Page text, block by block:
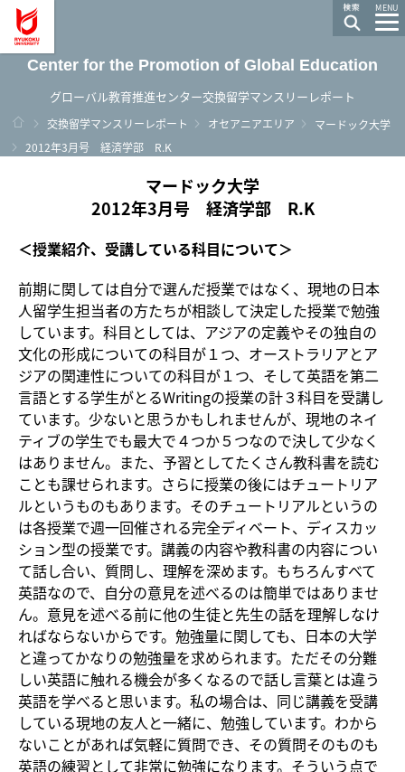
MENU
Center for the Promotion of Global Education
グローバル教育推進センター交換留学マンスリーレポート
ホーム
交換留学マンスリーレポート オセアニアエリア
マードック大学
2012年3月号 経済学部 R.K
マードック大学
2012年3月号 経済学部 R.K
＜授業紹介、受講している科目について＞
前期に関しては自分で選んだ授業ではなく、現地の日本
人留学生担当者の方たちが相談して決定した授業で勉強
しています。科目としては、アジアの定義やその独自の
文化の形成についての科目が１つ、オーストラリアとア
ジアの関連性についての科目が１つ、そして英語を第二
言語とする学生がとるWritingの授業の計３科目を受講し
ています。少ないと思うかもしれませんが、現地のネイ
ティブの学生でも最大で４つか５つなので決して少なく
はありません。また、予習としてたくさん教科書を読む
ことも課せられます。さらに授業の後にはチュートリア
ルというものもあります。そのチュートリアルというの
は各授業で週一回催される完全ディベート、ディスカッ
ション型の授業です。講義の内容や教科書の内容につい
て話し合い、質問し、理解を深めます。もちろんすべて
英語なので、自分の意見を述べるのは簡単ではありませ
ん。意見を述べる前に他の生徒と先生の話を理解しなけ
ればならないからです。勉強量に関しても、日本の大学
と違ってかなりの勉強量を求められます。ただその分難
しい英語に触れる機会が多くなるので話し言葉とは違う
英語を学べると思います。私の場合は、同じ講義を受講
している現地の友人と一緒に、勉強しています。わから
ないことがあれば気軽に質問でき、その質問そのものも
英語の練習として非常に勉強になります。そういう点で